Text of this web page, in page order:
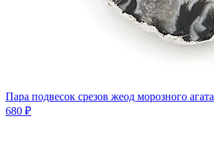
Пара подвесок срезов жеод морозного агата
680 ₽